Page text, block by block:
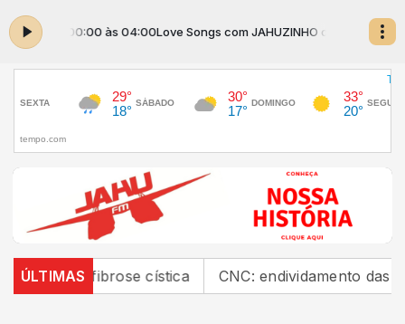
das 00:00 às 04:00Love Songs com JAHUZINHO das 00:00 às
ÚLTIMAS
por fibrose cística CNC: endividamento das